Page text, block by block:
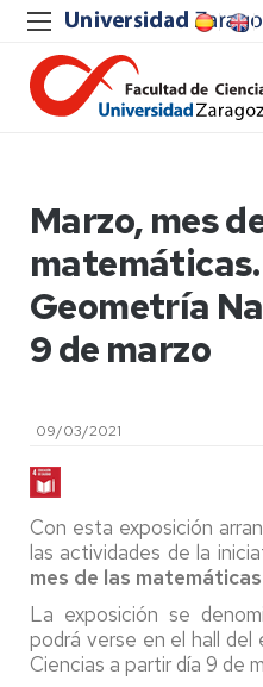
Marzo, mes
Geometría
9 de marzo
09/03/2021
Con esta exposición
las actividades de la
mes de las
La exposición se
podrá verse en el hall
Ciencias a partir día 9 de